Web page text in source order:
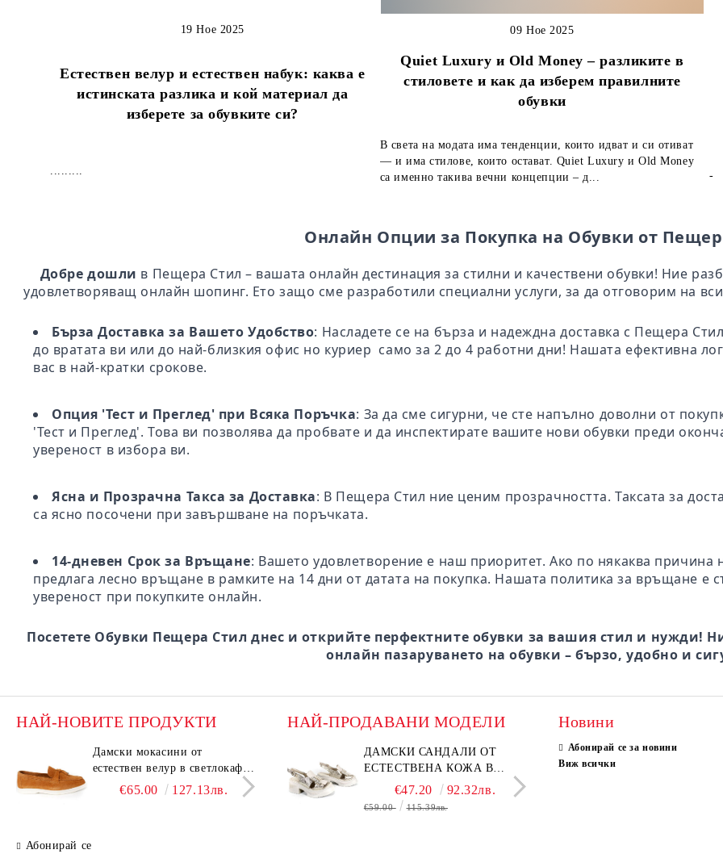
Естествен велур и естествен набук: каква е
истинската разлика и кой материал да
изберете за обувките си?
19 Ное 2025
.........
Quiet Luxury и Old Money – разликите в
стиловете и как да изберем правилните
обувки
09 Ное 2025
В света на модата има тенденции, които идват и си отиват
— и има стилове, които остават. Quiet Luxury и Old Money
са именно такива вечни концепции – д...
-
Онлайн Опции за Покупка на Обувки от
Добре дошли в Пещера Стил – вашата онлайн дестинация за стилни и качествени обувки! Ние
удовлетворяващ онлайн шопинг. Ето защо сме разработили специални услуги, за да отговорим на
Бърза Доставка за Вашето Удобство: Насладете се на бърза и надеждна доставка с Пещера
до вратата ви или до най-близкия офис но куриер само за 2 до 4 работни дни! Нашата ефективна
вас в най-кратки срокове.
Опция 'Тест и Преглед' при Всяка Поръчка: За да сме сигурни, че сте напълно доволни от
'Тест и Преглед'. Това ви позволява да пробвате и да инспектирате вашите нови обувки преди
увереност в избора ви.
Ясна и Прозрачна Такса за Доставка: В Пещера Стил ние ценим прозрачността. Таксата за
са ясно посочени при завършване на поръчката.
14-дневен Срок за Връщане: Вашето удовлетворение е наш приоритет. Ако по някаква
предлага лесно връщане в рамките на 14 дни от датата на покупка. Нашата политика за връщане е
увереност при покупките онлайн.
Посетете Обувки Пещера Стил днес и открийте перфектните обувки за вашия стил и нужди!
онлайн пазаруването на обувки – бързо, удобно и
НАЙ-НОВИТЕ ПРОДУКТИ
Дамски мокасини от
естествен велур в светлокафяв
цвят – Vero Lume
€65.00 127.13лв.
Дамски мокасини от
естествен велур в тъмнокафяв
цвят – Vero Lume
€65.00 127.13лв.
Дамски сандали от
велур в светло кафяво
Абонирай се
НАЙ-ПРОДАВАНИ МОДЕЛИ
ДАМСКИ САНДАЛИ ОТ
ЕСТЕСТВЕНА КОЖА В
БЕЖОВО– МОДЕЛ NOVA.
€47.20 92.32лв.
€59.00 115.39лв.
ELIA MOVE – БЕЛИ
ДАМСКИ ЛЕТНИ
Новини
Абонирай се за новини
Виж всички